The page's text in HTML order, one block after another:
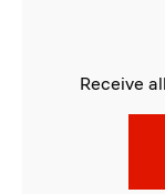
Receive